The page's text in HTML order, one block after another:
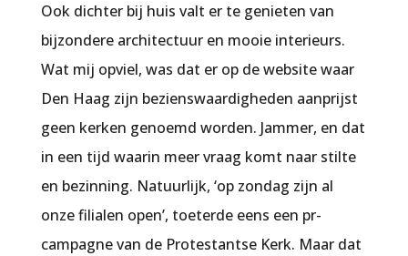
Ook dichter bij huis valt er te genieten van
bijzondere architectuur en mooie interieurs.
Wat mij opviel, was dat er op de website waar
Den Haag zijn bezienswaardigheden aanprijst
geen kerken genoemd worden. Jammer, en dat
in een tijd waarin meer vraag komt naar stilte
en bezinning. Natuurlijk, ‘op zondag zijn al
onze filialen open’, toeterde eens een pr-
campagne van de Protestantse Kerk. Maar dat